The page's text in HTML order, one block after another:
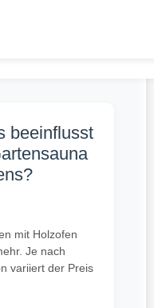
beeinflusst
mit Holzofen
Je nach
variiert der Preis